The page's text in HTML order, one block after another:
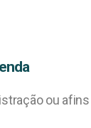
ou afins